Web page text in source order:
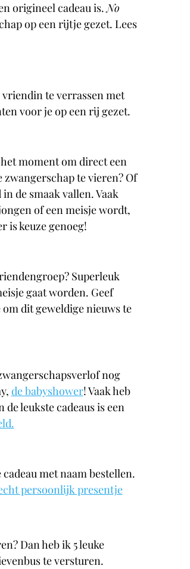
origineel cadeau is. No
op een rijtje gezet. Lees
te verrassen met
voor je op een rij gezet.
moment om direct een
zwangerschap te vieren? Of
de smaak vallen. Vaak
of een meisje wordt,
is keuze genoeg!
Superleuk
gaat worden. Geef
dit geweldige nieuws te
nog
de babyshower! Vaak heb
leukste cadeaus is een
met naam bestellen.
persoonlijk presentje
Dan heb ik 5 leuke
te versturen.